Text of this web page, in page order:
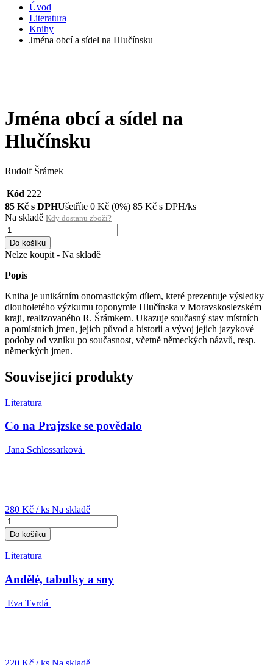
Úvod
Literatura
Knihy
Jména obcí a sídel na Hlučínsku
Jména obcí a sídel na
Hlučínsku
Rudolf Šrámek
Kód 222
85 Kč s DPHUšetříte 0 Kč (0%) 85 Kč s DPH/ks
Na skladě Kdy dostanu zboží?
Do košíku
Nelze koupit - Na skladě
Popis
Kniha je unikátním onomastickým dílem, které prezentuje výsledky
dlouholetého výzkumu toponymie Hlučínska v Moravskoslezském
kraji, realizovaného R. Šrámkem. Ukazuje současný stav místních
a pomístních jmen, jejich původ a historii a vývoj jejich jazykové
podoby od vzniku po současnost, včetně německých názvů, resp.
německých jmen.
Související produkty
Literatura
Co na Prajzske se povědalo
Jana Schlossarková
280 Kč / ks Na skladě
Do košíku
Literatura
Andělé, tabulky a sny
Eva Tvrdá
220 Kč / ks Na skladě